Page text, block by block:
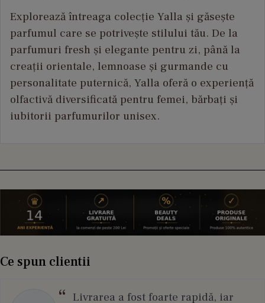
Explorează întreaga colecție Yalla și găsește
parfumul care se potrivește stilului tău. De la
parfumuri fresh și elegante pentru zi, până la
creații orientale, lemnoase și gurmande cu
personalitate puternică, Yalla oferă o experiență
olfactivă diversificată pentru femei, bărbați și
iubitorii parfumurilor unisex.
Ce spun clientii
Livrarea a fost foarte rapidă, iar